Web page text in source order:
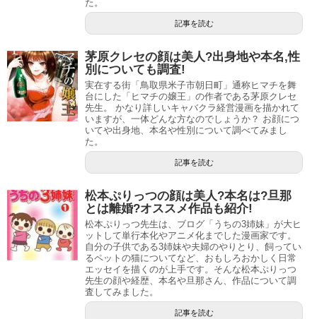
たかぎなおこの顔写真や画像はある？
長、現在はKADOKAWAの編集でコミックエッセイ作りに携
わっています。
たかぎなおこ先生は加藤さんがきっかけで、マラソン本を
出すことになりました。
たかぎなおこ先生の数々の作品の中で登場していますよ。
加藤さんは、カレー大食いで優勝したり、フルマラソンし
ながらおにぎり19個食べたりと、大食い伝説のある人で
食べものだけではなく、お酒も相当飲まれます。
二人合わせて「たかぎ＆かとうのドリフコンビ」という名
称までありますよ。
40代ということで、2021年にはたかぎなおこ先生と共に体
力アップをめざし、まずは人間ドックに行きました。
た。
記事を読む
茅原クレセの顔は美人?出身地や本名,性
別についても調査!
実在する街「鳥取県米子市朝日町」通称ヒマチを舞
台にした「ヒマチの嬢王」の作者である茅原クレセ
先生。 かなり詳しいキャバクラ経営漫画を描かれて
いますが、一体どんな方なのでしょうか？ お顔につ
いてや出身地、本名や性別について調べてみまし
た。
記事を読む
松本ぷりっつの顔は美人?本名は?旦那
とは離婚?オススメ作品も紹介!
松本ぷりっつ先生は、ブログ「うちの3姉妹」が大ヒ
ットして単行本化やアニメ化までした漫画家です。
自分の子供である3姉妹や夫婦のやりとり、飼ってい
るペットの猫についてなど、おもしろおかしく日常
エッセイを描くのが上手です。そんな松本ぷりっつ
先生の顔や経歴、本名や旦那さん、作品について調
査してみました。
記事を読む